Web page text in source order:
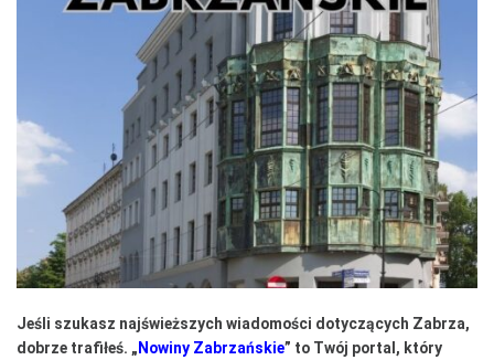
Jeśli szukasz najświeższych wiadomości dotyczących Zabrza,
dobrze trafiłeś. „ Nowiny Zabrzańskie” to Twój portal, który